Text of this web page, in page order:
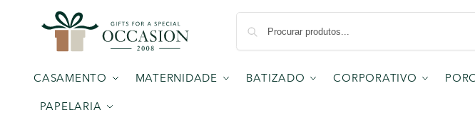
CASAMENTO MATERNIDADE BATIZADO CORPORATIVO
PAPELARIA